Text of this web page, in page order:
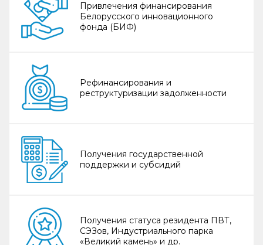
Привлечения финансирования
Белорусского инновационного
фонда (БИФ)
Рефинансирования и
реструктуризации задолженности
Получения государственной
поддержки и субсидий
Получения статуса резидента ПВТ,
СЭЗов, Индустриального парка
«Великий камень» и др.